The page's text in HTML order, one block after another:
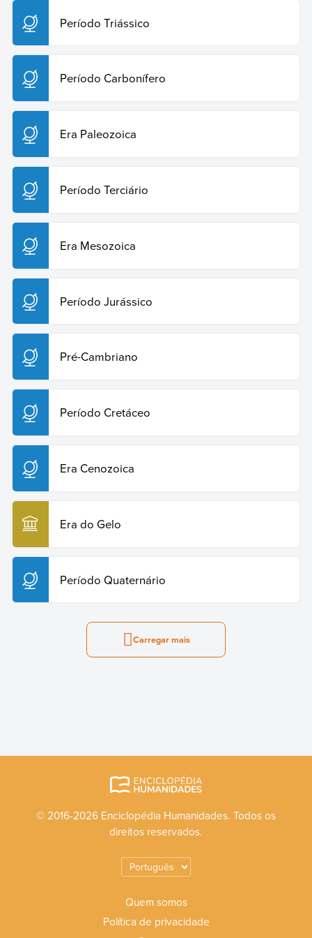
Período Triássico
Período Carbonífero
Era Paleozoica
Período Terciário
Era Mesozoica
Período Jurássico
Pré-Cambriano
Período Cretáceo
Era Cenozoica
Era do Gelo
Período Quaternário
Carregar mais
© 2016-2026 Enciclopédia Humanidades. Todos os
direitos reservados.
Quem somos
Política de privacidade